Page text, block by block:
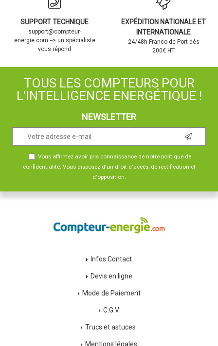
SUPPORT TECHNIQUE
support@compteur-
energie.com --> un spécialiste
vous répond
EXPÉDITION NATIONALE ET
INTERNATIONALE
24/48h Franco de Port dès
200€ HT
TOUS LES COMPTEURS POUR
L'INTELLIGENCE ENERGÉTIQUE !
NEWSLETTER
Vous affirmez avoir pris connaissance de notre politique de
confidentialité. Vous disposez d'un droit d'accès, de rectification et
d'opposition.
Infos Contact
Devis en ligne
Mode de Paiement
C.G.V
Trucs et astuces
Mentions légales